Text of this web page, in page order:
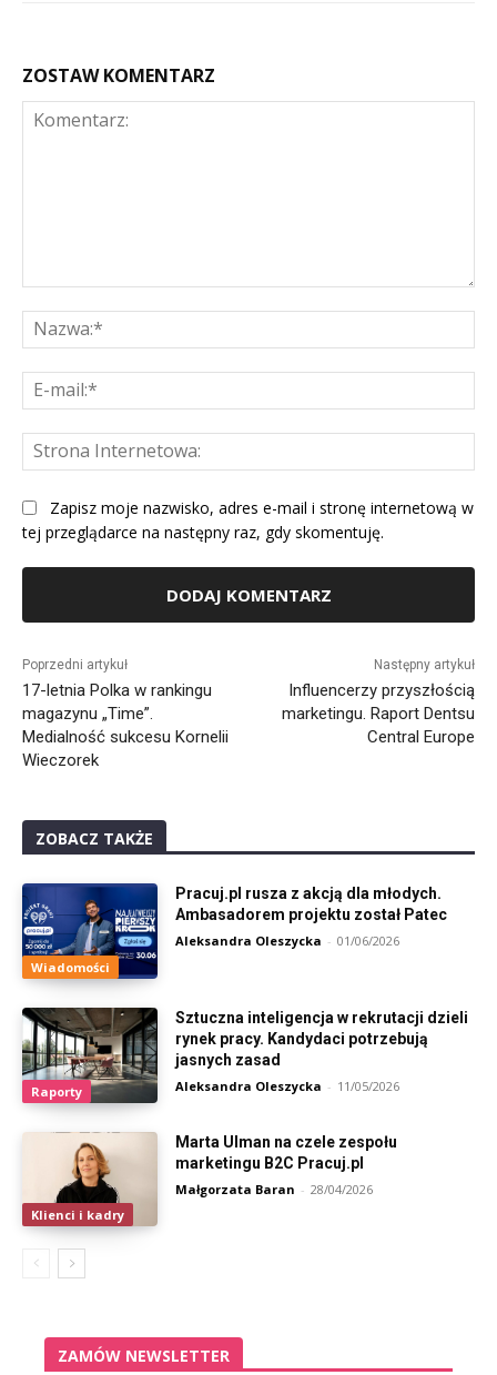
ZOSTAW KOMENTARZ
Zapisz moje nazwisko, adres e-mail i stronę internetową w
tej przeglądarce na następny raz, gdy skomentuję.
Poprzedni artykuł
17-letnia Polka w rankingu
magazynu „Time”.
Medialność sukcesu Kornelii
Wieczorek
Następny artykuł
Influencerzy przyszłością
marketingu. Raport Dentsu
Central Europe
ZOBACZ TAKŻE
Wiadomości
Pracuj.pl rusza z akcją dla młodych.
Ambasadorem projektu został Patec
Aleksandra Oleszycka - 01/06/2026
Raporty
Sztuczna inteligencja w rekrutacji dzieli
rynek pracy. Kandydaci potrzebują
jasnych zasad
Aleksandra Oleszycka - 11/05/2026
Klienci i kadry
Marta Ulman na czele zespołu
marketingu B2C Pracuj.pl
Małgorzata Baran - 28/04/2026
ZAMÓW NEWSLETTER